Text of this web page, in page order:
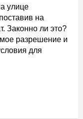
улице
на
Законно ли это?
разрешение и
для